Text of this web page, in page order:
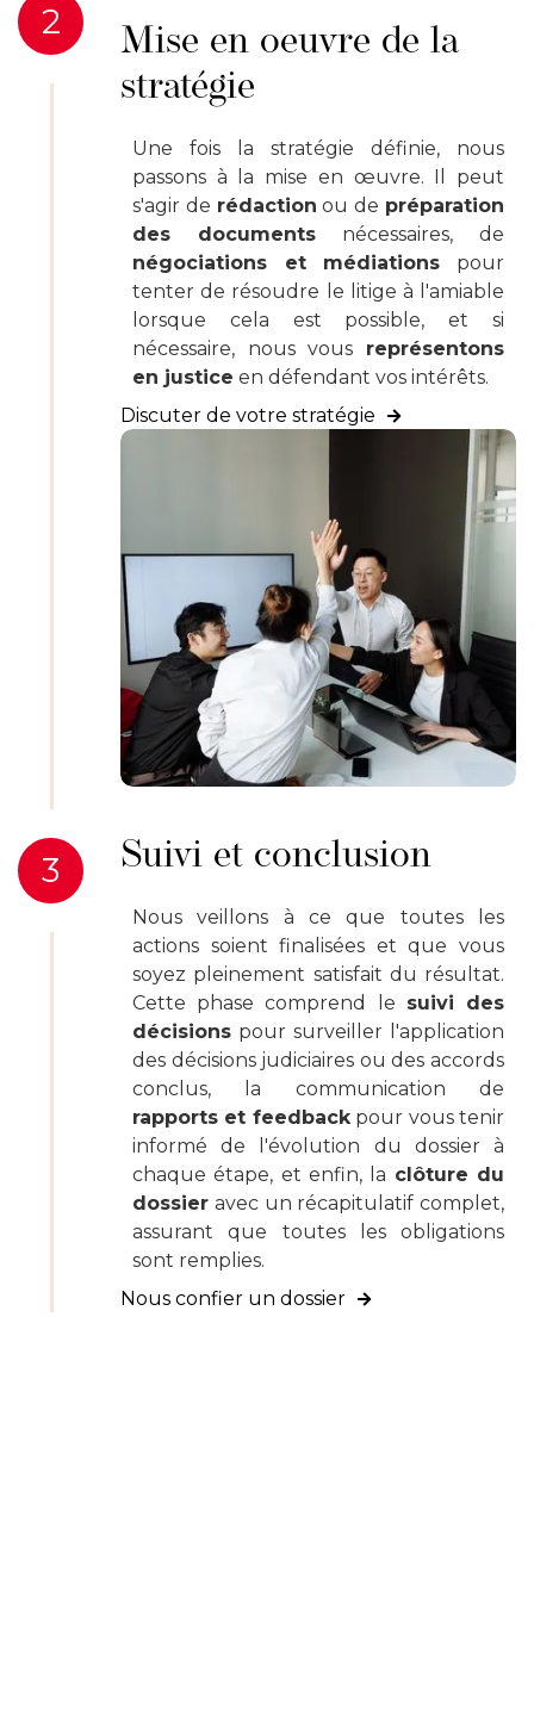
Mise en oeuvre de la
stratégie
Une fois la stratégie définie, nous
passons à la mise en œuvre. Il peut
s'agir de rédaction ou de préparation
des documents nécessaires, de
négociations et médiations pour
tenter de résoudre le litige à l'amiable
lorsque cela est possible, et si
nécessaire, nous vous représentons
en justice en défendant vos intérêts.
Discuter de votre stratégie

2
3 Suivi et conclusion
Nous veillons à ce que toutes les
actions soient finalisées et que vous
soyez pleinement satisfait du résultat.
Cette phase comprend le suivi des
décisions pour surveiller l'application
des décisions judiciaires ou des accords
conclus, la communication de
rapports et feedbackpour vous tenir
informé de l'évolution du dossier à
chaque étape, et enfin, la clôture du
dossier avec un récapitulatif complet,
assurant que toutes les obligations
sont remplies.
Nous confier un dossier
